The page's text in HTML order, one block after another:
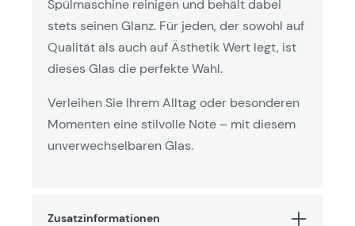
Spülmaschine reinigen und behält dabei
stets seinen Glanz. Für jeden, der sowohl auf
Qualität als auch auf Ästhetik Wert legt, ist
dieses Glas die perfekte Wahl.
Verleihen Sie Ihrem Alltag oder besonderen
Momenten eine stilvolle Note – mit diesem
unverwechselbaren Glas.
Zusatzinformationen